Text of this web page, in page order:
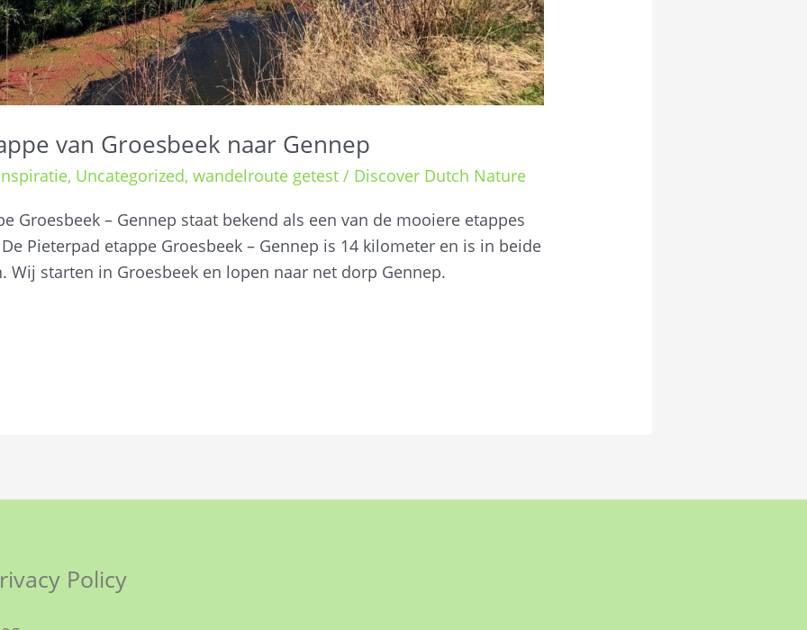
van Groesbeek naar Gennep
, Uncategorized,wandelroute getest / Discover Dutch Nature
Groesbeek – Gennep staat bekend als een van de mooiere etappes
Pieterpad etappe Groesbeek – Gennep is 14 kilometer en is in beide
Wij starten in Groesbeek en lopen naar net dorp Gennep.
Policy